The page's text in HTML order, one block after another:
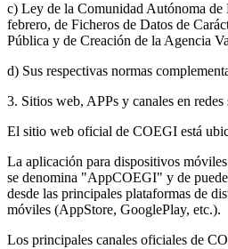
c) Ley de la Comunidad Autónoma de
febrero, de Ficheros de Datos de
Pública y de Creación de la Agencia
d) Sus respectivas normas
3. Sitios web, APPs y canales en redes
El sitio web oficial de COEGI está
La aplicación para dispositivos
se denomina "AppCOEGI" y de
desde las principales plataformas de
móviles (AppStore, GooglePlay, etc.).
Los principales canales oficiales de